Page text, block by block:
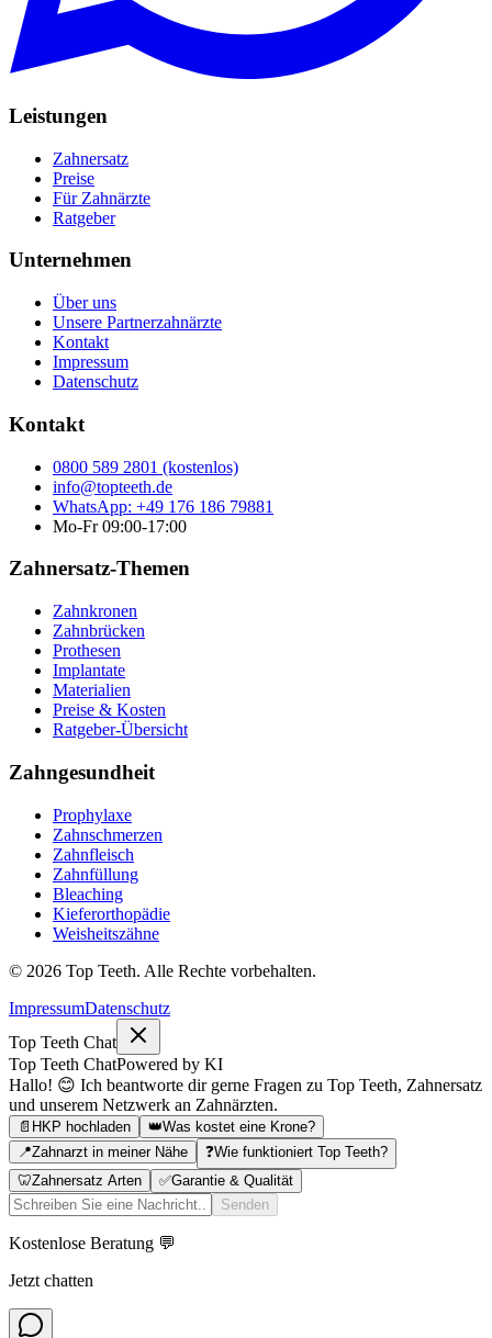
Leistungen
Zahnersatz
Preise
Für Zahnärzte
Ratgeber
Unternehmen
Über uns
Unsere Partnerzahnärzte
Kontakt
Impressum
Datenschutz
Kontakt
0800 589 2801 (kostenlos)
info@topteeth.de
WhatsApp: +49 176 186 79881
Mo-Fr 09:00-17:00
Zahnersatz-Themen
Zahnkronen
Zahnbrücken
Prothesen
Implantate
Materialien
Preise & Kosten
Ratgeber-Übersicht
Zahngesundheit
Prophylaxe
Zahnschmerzen
Zahnfleisch
Zahnfüllung
Bleaching
Kieferorthopädie
Weisheitszähne
© 2026 Top Teeth. Alle Rechte vorbehalten.
ImpressumDatenschutz
Top Teeth Chat
Top Teeth ChatPowered by KI
Hallo! 😊 Ich beantworte dir gerne Fragen zu Top Teeth, Zahnersatz
und unserem Netzwerk an Zahnärzten.
📄 HKP hochladen 👑Was kostet eine Krone?
📍Zahnarzt in meiner Nähe ❓Wie funktioniert Top Teeth?
🦷Zahnersatz Arten ✅Garantie & Qualität
Senden
Kostenlose Beratung 💬
Jetzt chatten